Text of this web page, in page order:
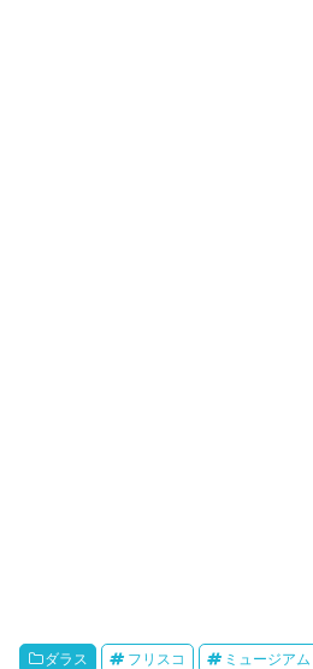
ダラス フリスコ ミュージアム